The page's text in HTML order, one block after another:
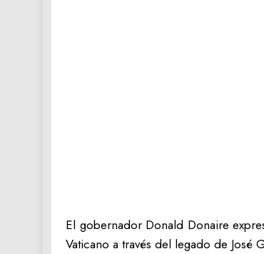
‎El gobernador Donald Donaire
Vaticano a través del legado de José